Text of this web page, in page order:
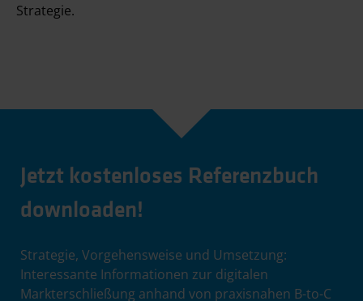
Strategie.
Jetzt kostenloses Referenzbuch
downloaden!
Strategie, Vorgehensweise und Umsetzung:
Interessante Informationen zur digitalen
Markterschließung anhand von praxisnahen B-to-C